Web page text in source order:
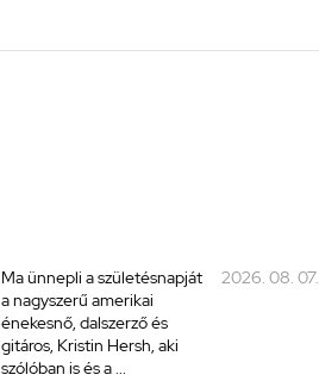
Ma ünnepli a születésnapját
a nagyszerű amerikai
énekesnő, dalszerző és
gitáros, Kristin Hersh, aki
szólóban is és a ...
2026. 08. 07.